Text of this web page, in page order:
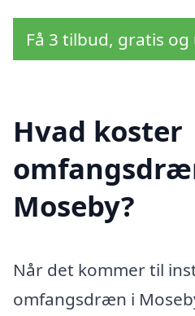
Få 3 tilbud, gratis
Hvad koster
Moseby?
Når det kommer til
omfangsdræn i